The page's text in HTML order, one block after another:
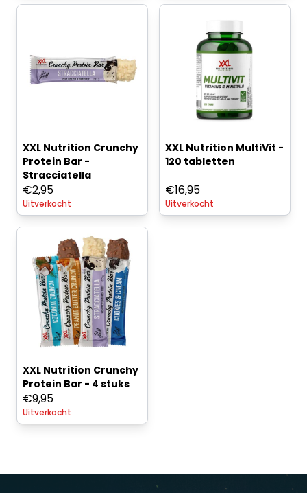
XXL Nutrition Crunchy
Protein Bar -
Stracciatella
€2,95
Uitverkocht
XXL Nutrition MultiVit -
120 tabletten
€16,95
Uitverkocht
XXL Nutrition Crunchy
Protein Bar - 4 stuks
€9,95
Uitverkocht